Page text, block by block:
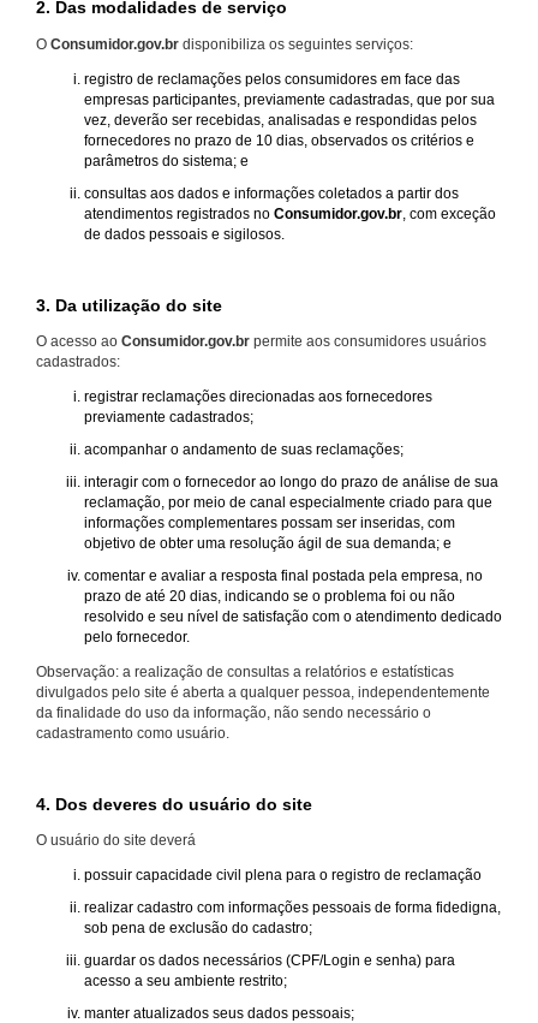
2. Das modalidades de serviço
O Consumidor.gov.br disponibiliza os seguintes serviços:
registro de reclamações pelos consumidores em face das
empresas participantes, previamente cadastradas, que por sua
vez, deverão ser recebidas, analisadas e respondidas pelos
fornecedores no prazo de 10 dias, observados os critérios e
parâmetros do sistema; e
consultas aos dados e informações coletados a partir dos
atendimentos registrados no Consumidor.gov.br , com exceção
de dados pessoais e sigilosos.
3. Da utilização do site
O acesso ao Consumidor.gov.br permite aos consumidores usuários
cadastrados:
registrar reclamações direcionadas aos fornecedores
previamente cadastrados;
acompanhar o andamento de suas reclamações;
interagir com o fornecedor ao longo do prazo de análise de sua
reclamação, por meio de canal especialmente criado para que
informações complementares possam ser inseridas, com
objetivo de obter uma resolução ágil de sua demanda; e
comentar e avaliar a resposta final postada pela empresa, no
prazo de até 20 dias, indicando se o problema foi ou não
resolvido e seu nível de satisfação com o atendimento dedicado
pelo fornecedor.
Observação: a realização de consultas a relatórios e estatísticas
divulgados pelo site é aberta a qualquer pessoa, independentemente
da finalidade do uso da informação, não sendo necessário o
cadastramento como usuário.
4. Dos deveres do usuário do site
O usuário do site deverá
possuir capacidade civil plena para o registro de reclamação
realizar cadastro com informações pessoais de forma fidedigna,
sob pena de exclusão do cadastro;
guardar os dados necessários (CPF/Login e senha) para
acesso a seu ambiente restrito;
manter atualizados seus dados pessoais;